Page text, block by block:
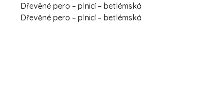
Dřevěné pero – plnicí – betlémská
Dřevěné pero – plnicí – betlémská